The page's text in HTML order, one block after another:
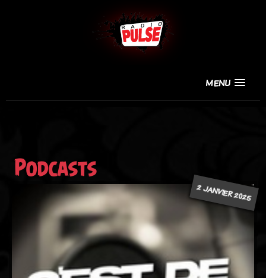
MENU
Podcasts
2 JANVIER 2025